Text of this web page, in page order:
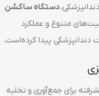
دستگاه ساکشن
متنوع و عملکرد
دندانپزشکی پیدا کرده‌است.
برای جمع‌آوری و تخلیه